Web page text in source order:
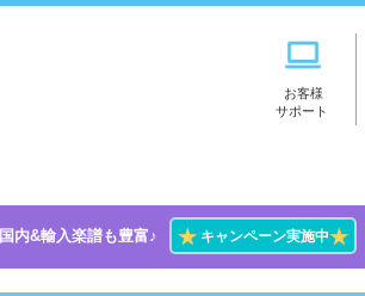
お客様
サポート
国内&輸入楽譜も豊富♪ ★キャンペーン実施中★